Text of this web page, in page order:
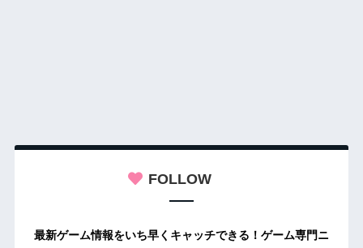
FOLLOW
最新ゲーム情報をいち早くキャッチできる！ゲーム専門ニ